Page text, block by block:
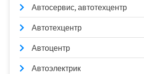
Автосервис, автотехцентр
Автотехцентр
Автоцентр
Автоэлектрик